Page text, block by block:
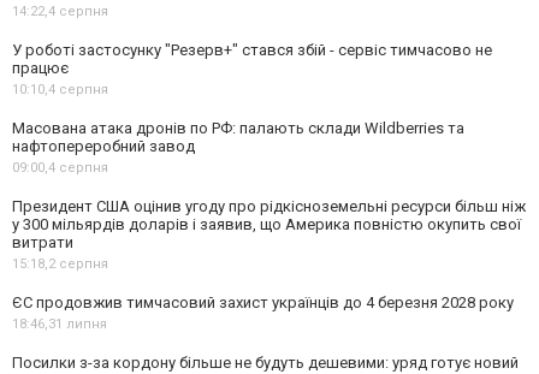
14:22, 4 серпня
У роботі застосунку "Резерв+" стався збій - сервіс тимчасово не
працює
10:10, 4 серпня
Масована атака дронів по РФ: палають склади Wildberries та
нафтопереробний завод
09:00, 4 серпня
Президент США оцінив угоду про рідкісноземельні ресурси більш ніж
у 300 мільярдів доларів і заявив, що Америка повністю окупить свої
витрати
15:18, 2 серпня
ЄС продовжив тимчасовий захист українців до 4 березня 2028 року
18:46, 31 липня
Посилки з-за кордону більше не будуть дешевими: уряд готує новий